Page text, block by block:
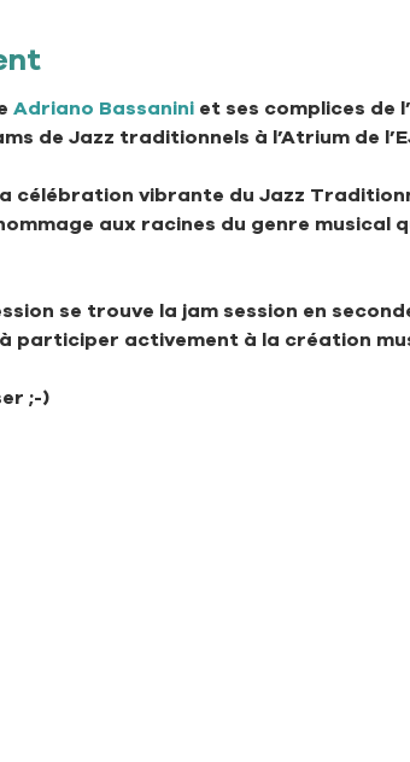
Adriano Bassanini et ses complices de
de Jazz traditionnels à l’Atrium de
célébration vibrante du Jazz
aux racines du genre musical
se trouve la jam session en
à participer activement à la création
;-)